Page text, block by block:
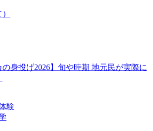
の身投げ2026】旬や時期 地元民が実際に
験